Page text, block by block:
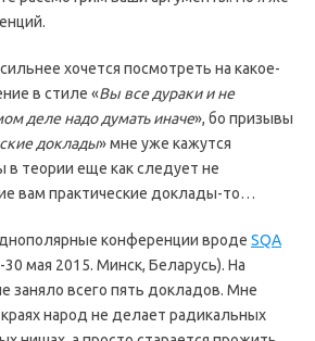
хочется посмотреть на какое-
в стиле «Вы все дураки и не
деле надо думать иначе», бо призывы
доклады» мне уже кажутся
в теории еще как следует не
вам практические доклады-то…
конференции вроде SQA
мая 2015. Минск, Беларусь). На
заняло всего пять докладов. Мне
краях народ не делает радикальных